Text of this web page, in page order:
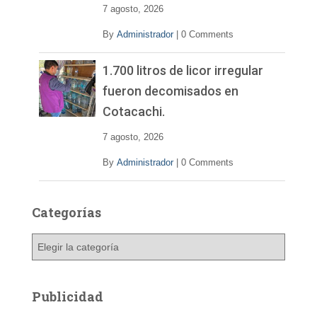
7 agosto, 2026
By Administrador 0 Comments
1.700 litros de licor irregular
fueron decomisados en
Cotacachi.
7 agosto, 2026
By Administrador 0 Comments
Categorías
g
Publicidad